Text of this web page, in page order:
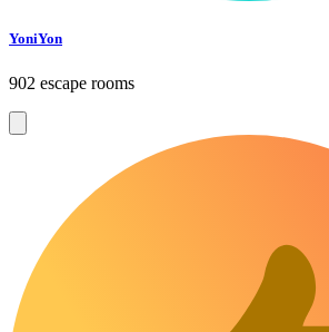
YoniYon
902 escape rooms